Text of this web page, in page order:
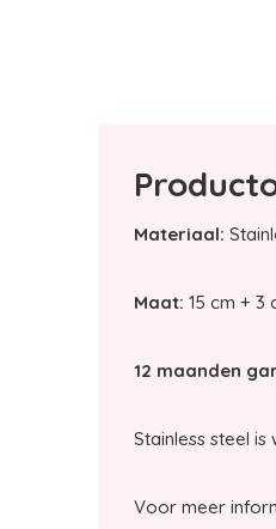
Materiaal:
Maat: 15 cm + 3
12 maanden
Stainless steel
Voor meer